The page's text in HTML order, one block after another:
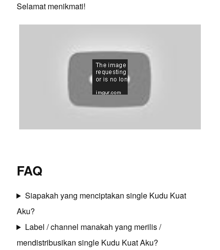
Selamat menikmati!
FAQ
Siapakah yang menciptakan single Kudu Kuat
Aku?
Label / channel manakah yang merilis /
mendistribusikan single Kudu Kuat Aku?